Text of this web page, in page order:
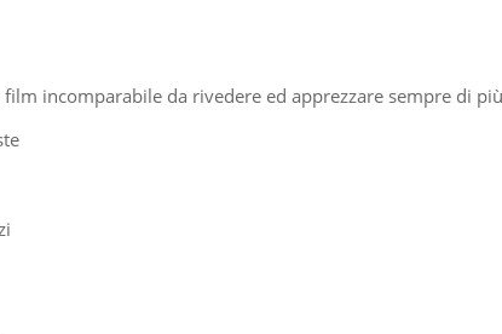
incomparabile da rivedere ed apprezzare sempre di